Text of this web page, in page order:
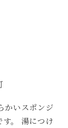
かいスポンジ
。 湯につけ